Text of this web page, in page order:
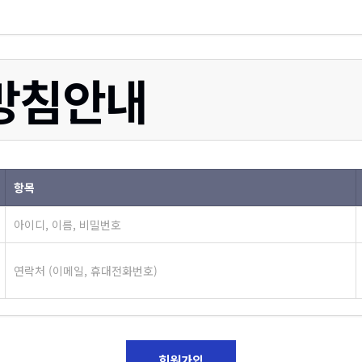
안내
항목
아이디, 이름, 비밀번호
연락처 (이메일, 휴대전화번호)